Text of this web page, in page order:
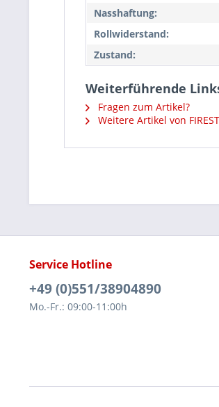
Nasshaftung:
Rollwiderstand:
Zustand:
Weiterführende Links
Fragen zum Artikel?
Weitere Artikel von
Service Hotline
+49 (0)551/38904890
Mo.-Fr.: 09:00-11:00h